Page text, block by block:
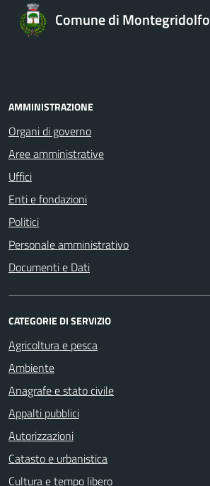
Comune di Montegridolfo
AMMINISTRAZIONE
Organi di governo
Aree amministrative
Uffici
Enti e fondazioni
Politici
Personale amministrativo
Documenti e Dati
CATEGORIE DI SERVIZIO
Agricoltura e pesca
Ambiente
Anagrafe e stato civile
Appalti pubblici
Autorizzazioni
Catasto e urbanistica
Cultura e tempo libero